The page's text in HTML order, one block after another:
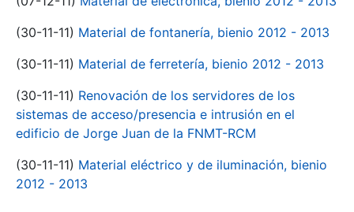
(30-11-11) Material de fontanería, bienio 2012 - 2013
(30-11-11) Material de ferretería, bienio 2012 - 2013
(30-11-11) Renovación de los servidores de los
sistemas de acceso/presencia e intrusión en el
edificio de Jorge Juan de la FNMT-RCM
(30-11-11) Material eléctrico y de iluminación, bienio
2012 - 2013